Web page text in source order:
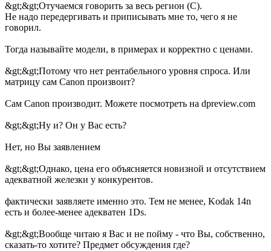
&gt;&gt;Отучаемся говорить за весь регион (C).
Не надо передергивать и приписывать мне то, чего я не
говорил.
Тогда называйте модели, в примерах и корректно с ценами.
&gt;&gt;Потому что нет рентабельного уровня спроса. Или
матрицу сам Canon произвоит?
Сам Canon производит. Можете посмотреть на dpreview.com
&gt;&gt;Ну и? Он у Вас есть?
Нет, но Вы заявлением
&gt;&gt;Однако, цена его объясняется новизной и отсутствием
адекватной железки у конкурентов.
фактически заявляете именно это. Тем не менее, Kodak 14n
есть и более-менее адекватен 1Ds.
&gt;&gt;Вообще читаю я Вас и не пойму - что Вы, собственно,
сказать-то хотите? Предмет обсуждения где?